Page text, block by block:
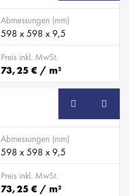
Abmessungen (mm)
598 x 598 x 9,5
Preis inkl. MwSt.
73,25 € / m²
SB
Abmessungen (mm)
598 x 598 x 9,5
Preis inkl. MwSt.
73,25 € / m²